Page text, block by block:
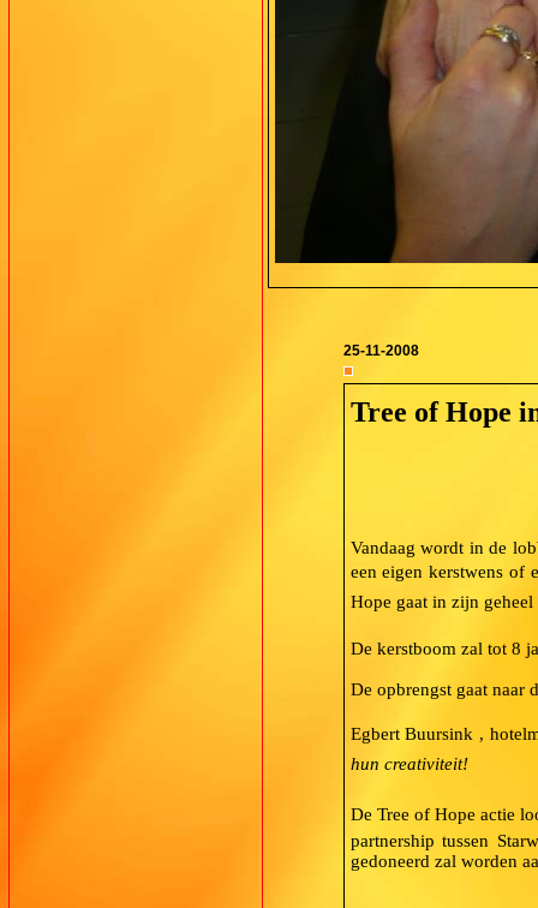
25-11-2008
Tree of Hope
Vandaag wordt in de
een eigen kerstwens of
Hope gaat in zijn
De kerstboom zal tot 8
De opbrengst gaat naar
Egbert Buursink ,
hun creativiteit!
De Tree of Hope
partnership tussen
gedoneerd zal worden